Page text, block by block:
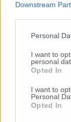
Downstream
Personal
I want to
personal
Opted In
I want to
Personal
Opted In
Commenti
Nessun
Commenta